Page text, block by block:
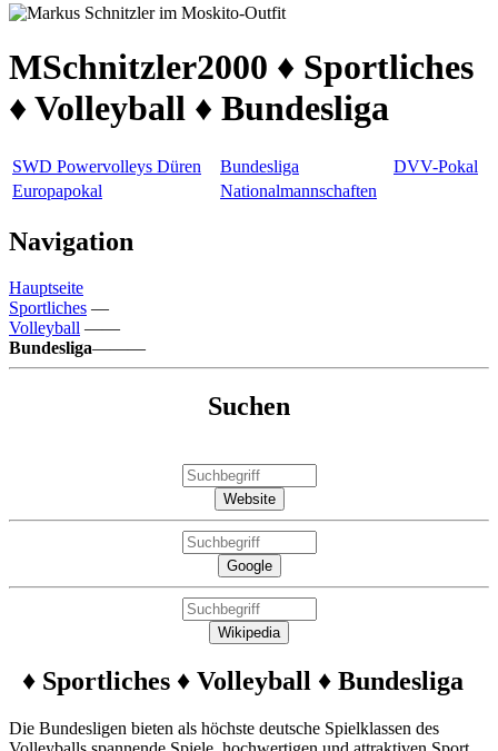
MSchnitzler2000 ♦ Sportliches
♦ Volleyball ♦ Bundesliga
SWD Powervolleys Düren Bundesliga
DVV-Pokal
Europapokal
Nationalmannschaften
Navigation
Hauptseite
Sportliches —
Volleyball ——
Bundesliga———
Suchen
Website
Google
Wikipedia
♦ Sportliches ♦ Volleyball ♦ Bundesliga
Die Bundesligen bieten als höchste deutsche Spielklassen des